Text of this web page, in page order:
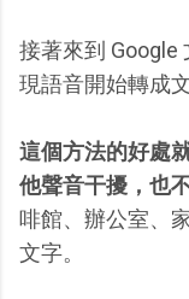
接著來到 Google
現語音開始轉成
這個方法的好處
他聲音干擾，也
啡館、辦公室、
文字。